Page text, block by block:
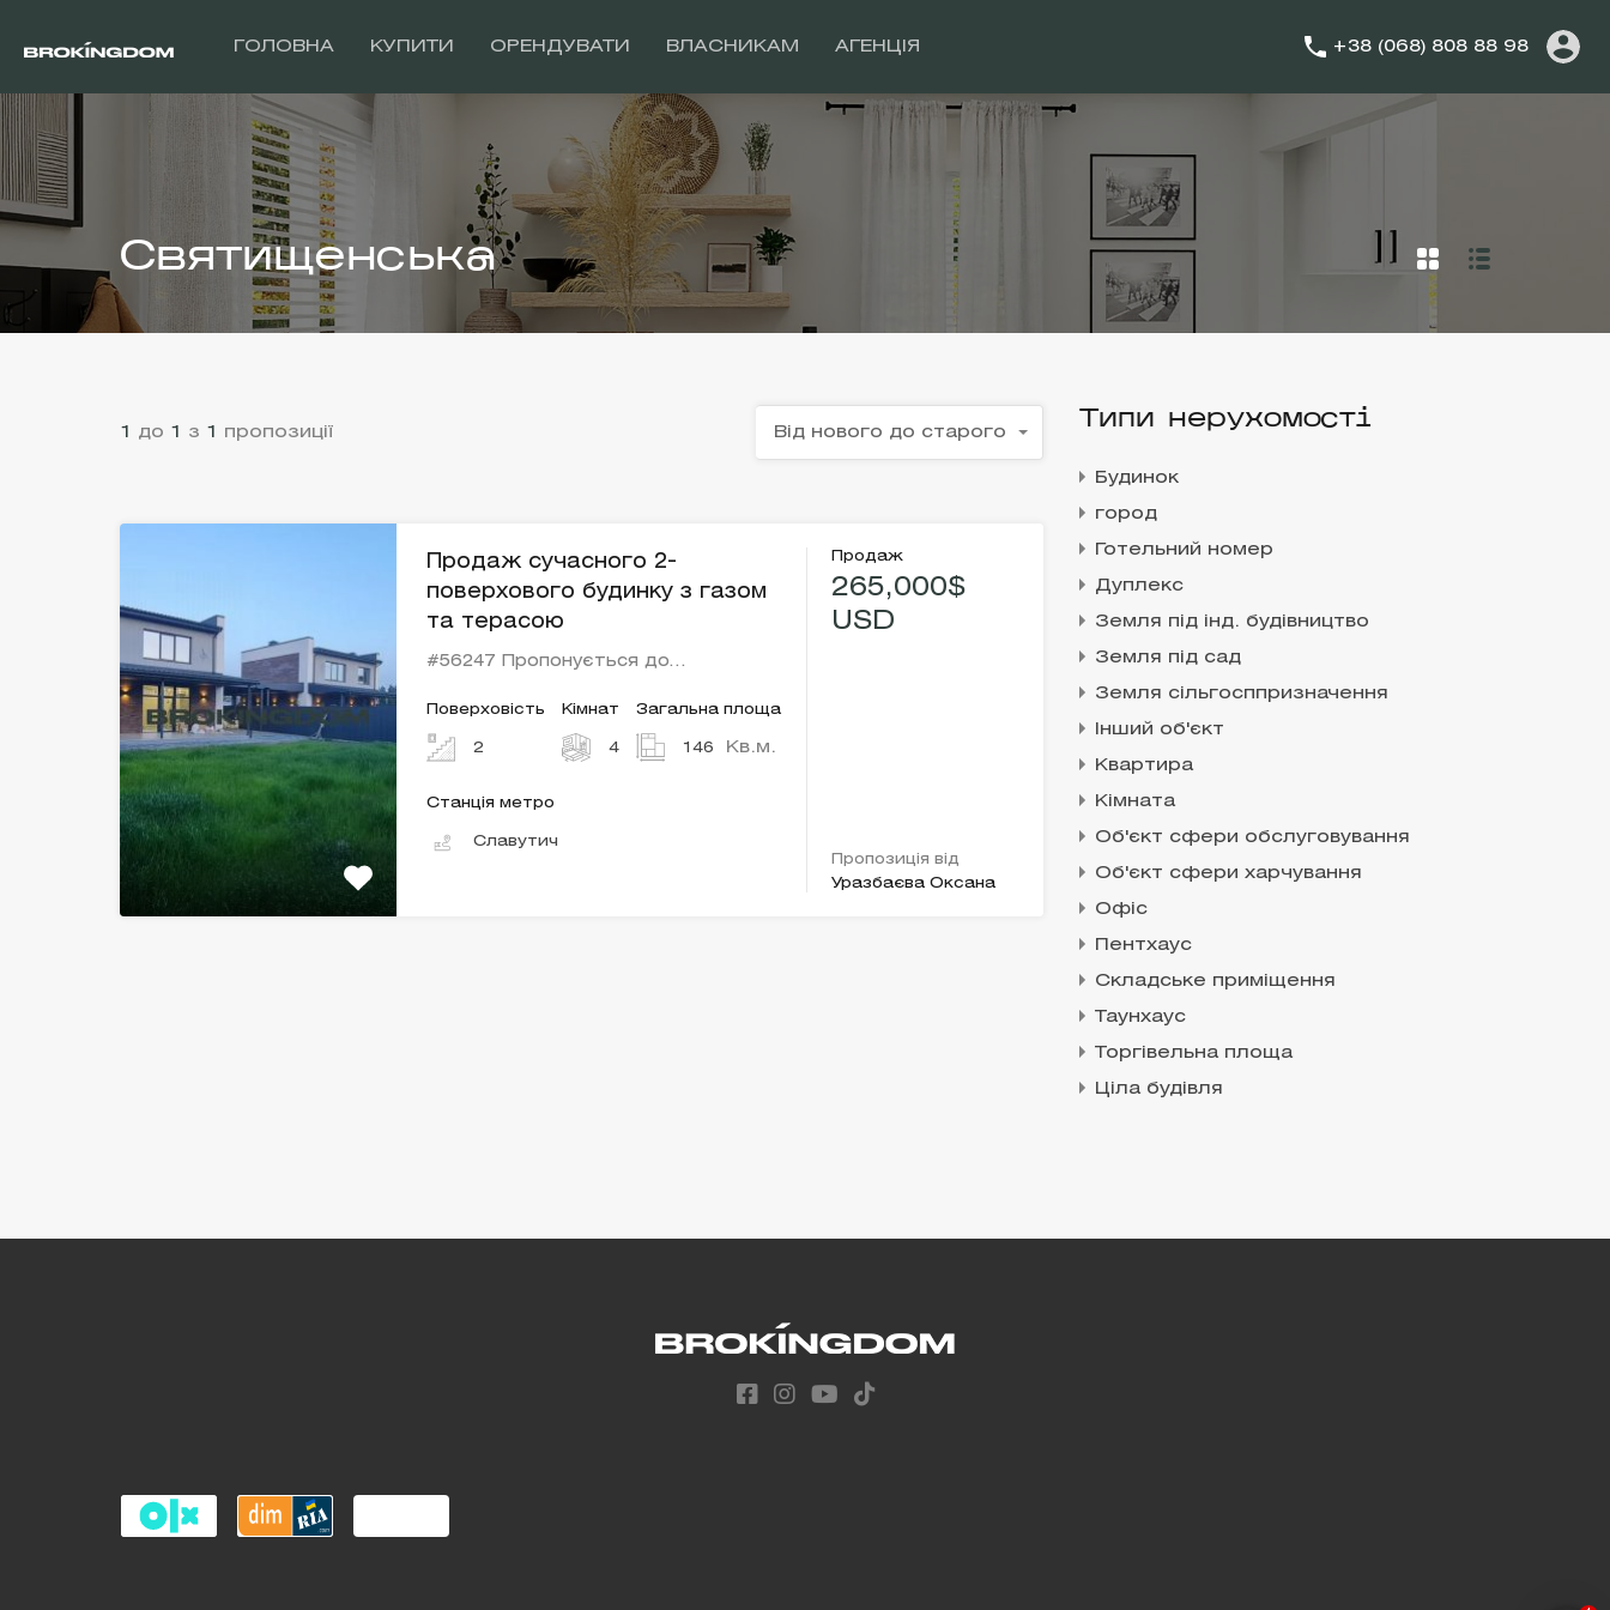
ГОЛОВНА КУПИТИ ОРЕНДУВАТИ ВЛАСНИКАМ АГЕНЦІЯ +38 (068) 808 88 98
Святищенська
1 до 1 з 1 пропозиції Від нового до старого
Продаж сучасного 2-
поверхового будинку з газом
та терасою
#56247 Пропонується до…
Поверховість
2
Кімнат
4
Загальна площа
146 Кв.м.
Станція метро
Славутич
Продаж
265,000$
USD
Пропозиція від
Уразбаєва Оксана
Типи нерухомості
Будинок
город
Готельний номер
Дуплекс
Земля під інд. будівництво
Земля під сад
Земля сільгосппризначення
Інший об'єкт
Квартира
Кімната
Об'єкт сфери обслуговування
Об'єкт сфери харчування
Офіс
Пентхаус
Складське приміщення
Таунхаус
Торгівельна площа
Ціла будівля